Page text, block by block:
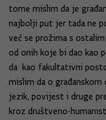
tome mislim da je
najbolji put jer tada ne
već se prožima s
od onih koje bi dao kao
da kao fakultativni
mislim da o
jezik, povijest i druge
kroz društveno-